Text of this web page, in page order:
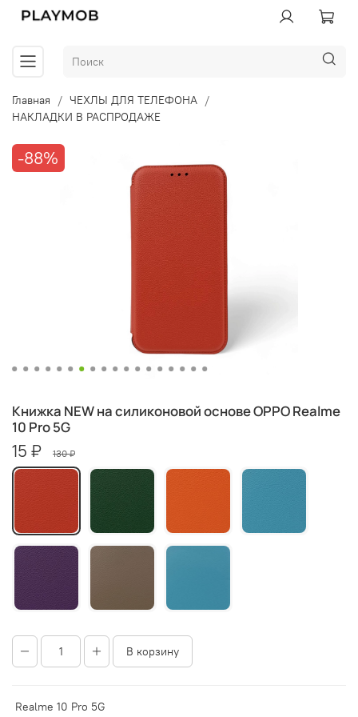
Главная
ЧЕХЛЫ ДЛЯ ТЕЛЕФОНА
НАКЛАДКИ В РАСПРОДАЖЕ
-88%
Книжка NEW на силиконовой основе OPPO Realme
10 Pro 5G
15 ₽ 130 ₽
В корзину
Realme 10 Pro 5G